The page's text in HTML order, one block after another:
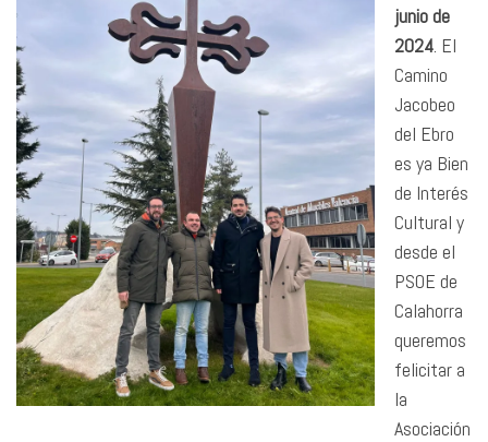
junio de
2024 . El
Camino
Jacobeo
del Ebro
es ya Bien
de Interés
Cultural y
desde el
PSOE de
Calahorra
queremos
felicitar a
la
Asociación